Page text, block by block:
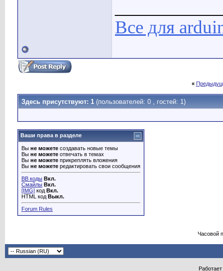
Все для
«
Здесь присутствуют: 1 (пользователей: 0 , гостей: 1)
Ваши права в разделе
Вы не можете создавать новые темы
Вы не можете отвечать в темах
Вы не можете прикреплять вложения
Вы не можете редактировать свои сообщения
BB коды Вкл.
Смайлы Вкл.
[IMG] код Вкл.
HTML код Выкл.
Forum Rules
Часовой